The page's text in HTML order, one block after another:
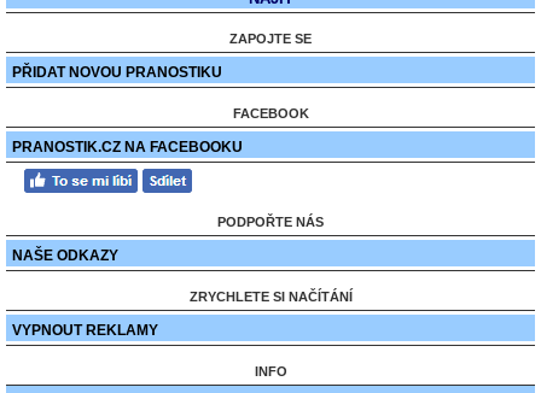
ZAPOJTE SE
PŘIDAT NOVOU PRANOSTIKU
FACEBOOK
PRANOSTIK.CZ NA FACEBOOKU
PODPOŘTE NÁS
NAŠE ODKAZY
ZRYCHLETE SI NAČÍTÁNÍ
VYPNOUT REKLAMY
INFO